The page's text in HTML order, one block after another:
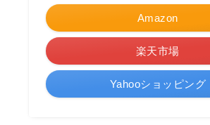
Amazon
楽天市場
Yahooショッピング